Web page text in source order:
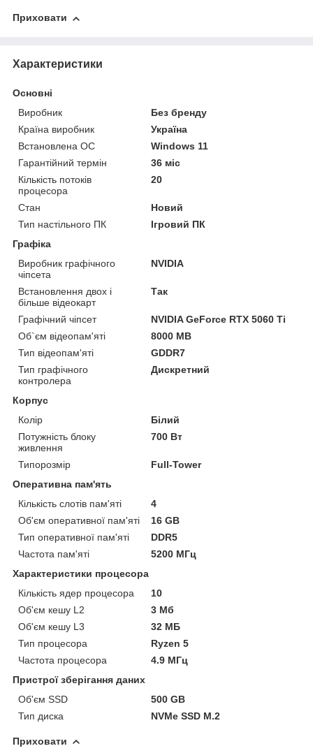
Приховати
Характеристики
Основні
Виробник
Без бренду
Країна виробник
Україна
Встановлена ОС
Windows 11
Гарантійний термін
36 міс
Кількість потоків
процесора
20
Стан
Новий
Тип настільного ПК
Ігровий ПК
Графіка
Виробник графічного
чіпсета
NVIDIA
Встановлення двох і
більше відеокарт
Так
Графічний чіпсет
NVIDIA GeForce RTX 5060 Ti
Об`єм відеопам'яті
8000 MB
Тип відеопам'яті
GDDR7
Тип графічного
контролера
Дискретний
Корпус
Колір
Білий
Потужність блоку
живлення
700 Вт
Типорозмір
Full-Tower
Оперативна пам'ять
Кількість слотів пам'яті
4
Об'єм оперативної пам'яті
16 GB
Тип оперативної пам'яті
DDR5
Частота пам'яті
5200 МГц
Характеристики процесора
Кількість ядер процесора
10
Об'єм кешу L2
3 Мб
Об'єм кешу L3
32 МБ
Тип процесора
Ryzen 5
Частота процесора
4.9 МГц
Пристрої зберігання даних
Об'єм SSD
500 GB
Тип диска
NVMe SSD M.2
Приховати